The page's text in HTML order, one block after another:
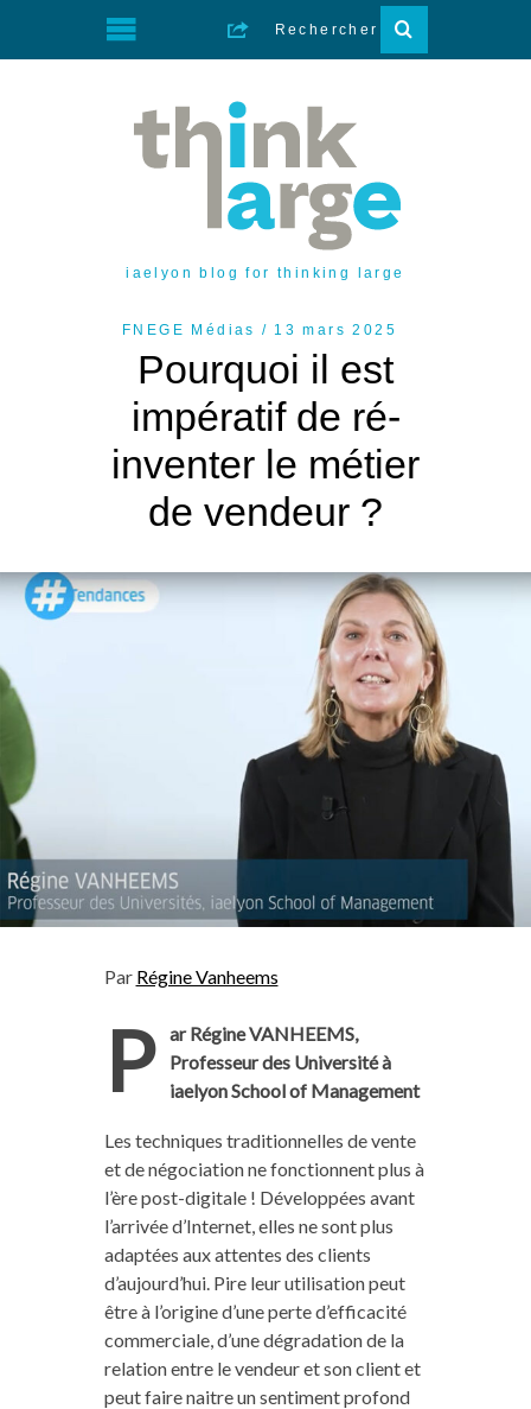
iaelyon blog for thinking large
FNEGE Médias 13 mars 2025
Pourquoi il est
impératif de ré-
inventer le métier
de vendeur ?
Par Régine Vanheems
P
ar Régine VANHEEMS,
Professeur des Université à
iaelyon School of Management
Les techniques traditionnelles de vente
et de négociation ne fonctionnent plus à
l’ère post-digitale ! Développées avant
l’arrivée d’Internet, elles ne sont plus
adaptées aux attentes des clients
d’aujourd’hui. Pire leur utilisation peut
être à l’origine d’une perte d’efficacité
commerciale, d’une dégradation de la
relation entre le vendeur et son client et
peut faire naitre un sentiment profond